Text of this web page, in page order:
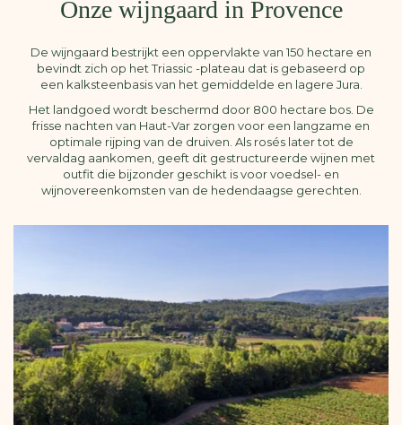
Onze wijngaard in Provence
De wijngaard bestrijkt een oppervlakte van 150 hectare en
bevindt zich op het Triassic -plateau dat is gebaseerd op
een kalksteenbasis van het gemiddelde en lagere Jura.
Het landgoed wordt beschermd door 800 hectare bos. De
frisse nachten van Haut-Var zorgen voor een langzame en
optimale rijping van de druiven. Als rosés later tot de
vervaldag aankomen, geeft dit gestructureerde wijnen met
outfit die bijzonder geschikt is voor voedsel- en
wijnovereenkomsten van de hedendaagse gerechten.